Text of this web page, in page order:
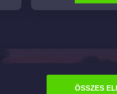
ÖSSZES
Információk